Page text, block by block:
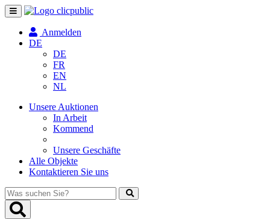
Navigation
umschalten
Anmelden
DE
DE
FR
EN
NL
Unsere Auktionen
In Arbeit
Kommend
Unsere Geschäfte
Alle Objekte
Kontaktieren Sie uns
Was
suchen
Sie?